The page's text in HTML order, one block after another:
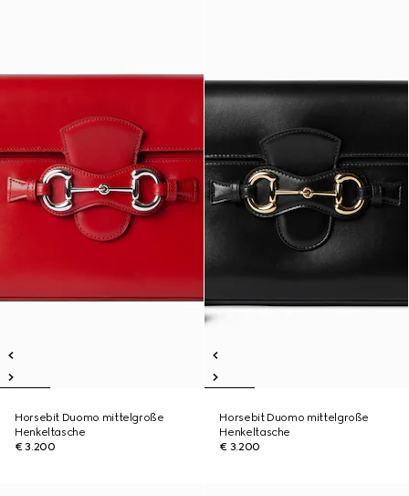
Horsebit Duomo mittelgroße
Henkeltasche
€ 3.200
Horsebit Duomo mittelgroße
Henkeltasche
€ 3.200